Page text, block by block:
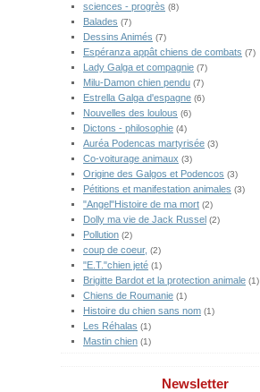
sciences - progrès (8)
Balades (7)
Dessins Animés (7)
Espéranza appât chiens de combats (7)
Lady Galga et compagnie (7)
Milu-Damon chien pendu (7)
Estrella Galga d'espagne (6)
Nouvelles des loulous (6)
Dictons - philosophie (4)
Auréa Podencas martyrisée (3)
Co-voiturage animaux (3)
Origine des Galgos et Podencos (3)
Pétitions et manifestation animales (3)
"Angel"Histoire de ma mort (2)
Dolly ma vie de Jack Russel (2)
Pollution (2)
coup de coeur, (2)
"E.T."chien jeté (1)
Brigitte Bardot et la protection animale (1)
Chiens de Roumanie (1)
Histoire du chien sans nom (1)
Les Réhalas (1)
Mastin chien (1)
Newsletter